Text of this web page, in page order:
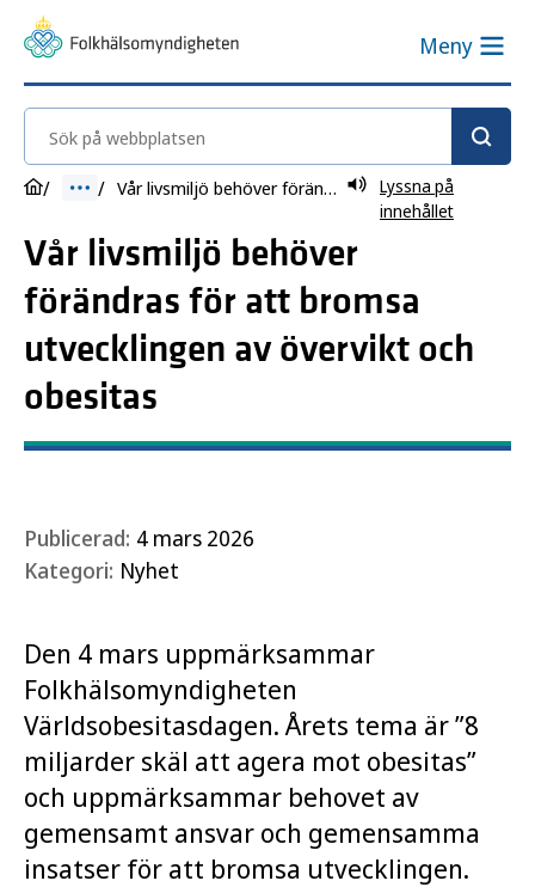
Meny
Sök på webbplatsen
Vår livsmiljö behöver förändras för att bromsa utvecklingen av övervikt och obesitas
Lyssna på
innehållet
Vår livsmiljö behöver
förändras för att bromsa
utvecklingen av övervikt och
obesitas
Publicerad: 4 mars 2026
Kategori: Nyhet
Den 4 mars uppmärksammar
Folkhälsomyndigheten
Världsobesitasdagen. Årets tema är ”8
miljarder skäl att agera mot obesitas”
och uppmärksammar behovet av
gemensamt ansvar och gemensamma
insatser för att bromsa utvecklingen.